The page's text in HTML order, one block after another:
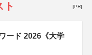
ト [PR]
ード 2026《大学